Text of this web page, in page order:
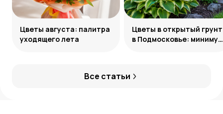
Все статьи
Цветы августа: палитра
уходящего лета
Цветы в открытый грунт
в Подмосковье: минимум